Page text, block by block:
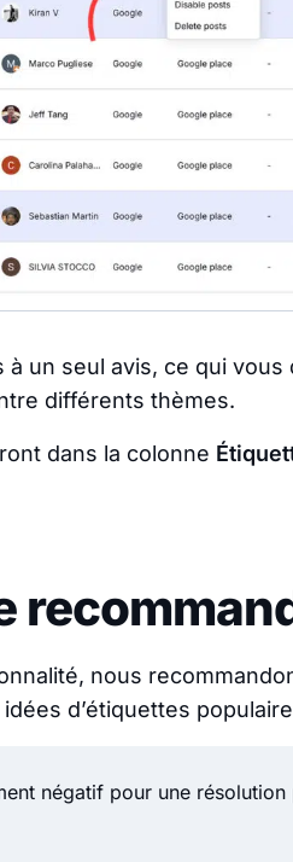
un seul avis, ce qui vous
différents thèmes.
dans la colonne
nous
d’étiquettes
négatif pour une